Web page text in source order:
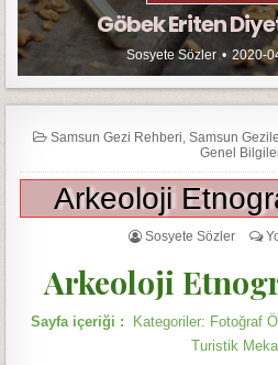
Göbek Eriten
Sosyete Sözler 2020-
Samsun Gezi Rehberi Samsun
Genel
Arkeoloji
Sosyete Sözler
Arkeoloji
Sayfa içeriği :
Kategoriler: Fotoğraf
Turistik